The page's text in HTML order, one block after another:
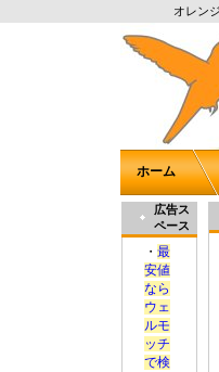
オレン
ホーム
広告ス
ペース
・ 最
安値
なら
ウェ
ルモ
ッチ
で検